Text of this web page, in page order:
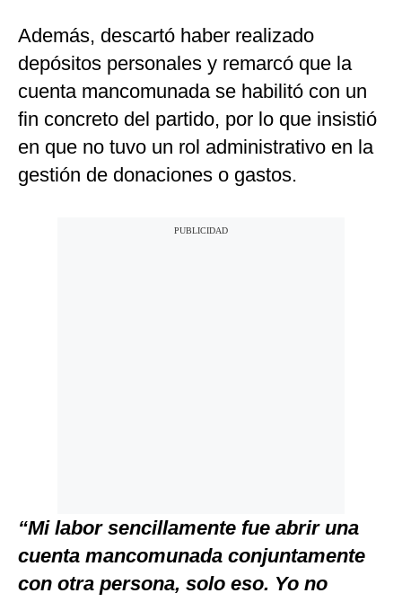
Además, descartó haber realizado
depósitos personales y remarcó que la
cuenta mancomunada se habilitó con un
fin concreto del partido, por lo que insistió
en que no tuvo un rol administrativo en la
gestión de donaciones o gastos.
“Mi labor sencillamente fue abrir una
cuenta mancomunada conjuntamente
con otra persona, solo eso. Yo no